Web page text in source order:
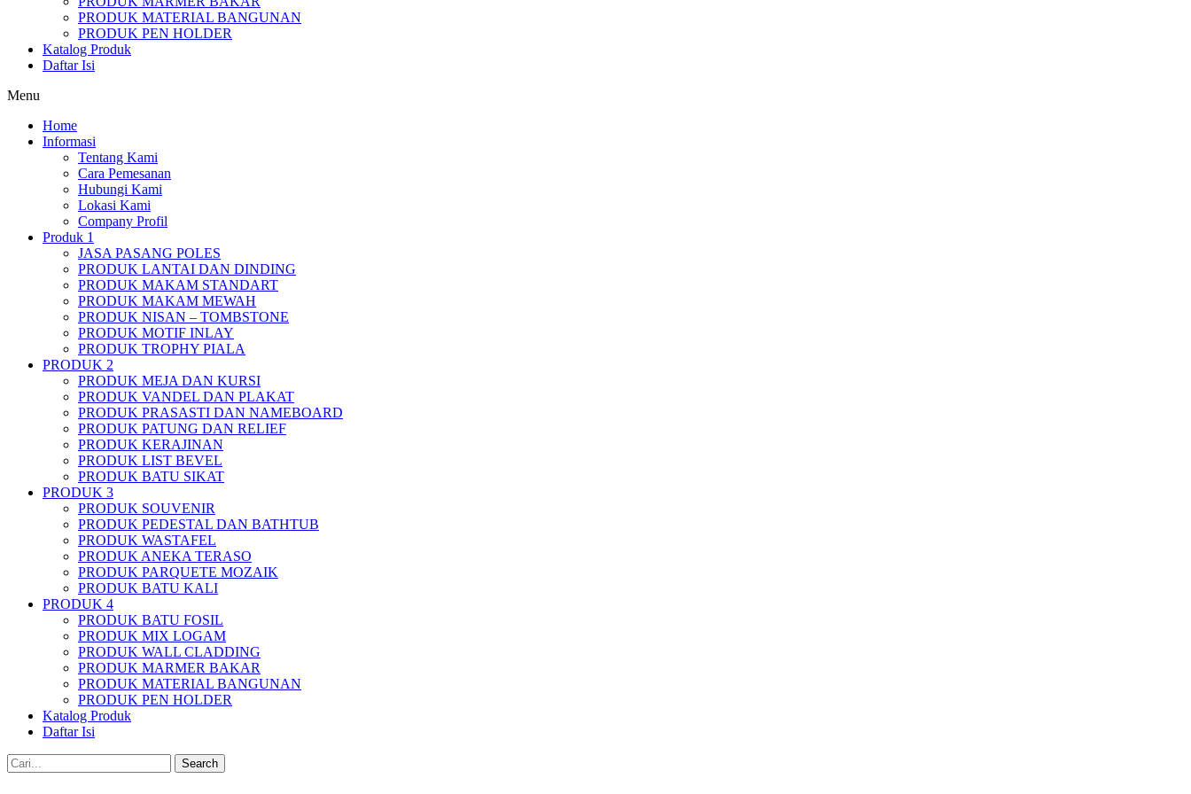
PRODUK MATERIAL BANGUNAN
PRODUK PEN HOLDER
Katalog Produk
Daftar Isi
Menu
Home
Informasi
Tentang Kami
Cara Pemesanan
Hubungi Kami
Lokasi Kami
Company Profil
Produk 1
JASA PASANG POLES
PRODUK LANTAI DAN DINDING
PRODUK MAKAM STANDART
PRODUK MAKAM MEWAH
PRODUK NISAN – TOMBSTONE
PRODUK MOTIF INLAY
PRODUK TROPHY PIALA
PRODUK 2
PRODUK MEJA DAN KURSI
PRODUK VANDEL DAN PLAKAT
PRODUK PRASASTI DAN NAMEBOARD
PRODUK PATUNG DAN RELIEF
PRODUK KERAJINAN
PRODUK LIST BEVEL
PRODUK BATU SIKAT
PRODUK 3
PRODUK SOUVENIR
PRODUK PEDESTAL DAN BATHTUB
PRODUK WASTAFEL
PRODUK ANEKA TERASO
PRODUK PARQUETE MOZAIK
PRODUK BATU KALI
PRODUK 4
PRODUK BATU FOSIL
PRODUK MIX LOGAM
PRODUK WALL CLADDING
PRODUK MARMER BAKAR
PRODUK MATERIAL BANGUNAN
PRODUK PEN HOLDER
Katalog Produk
Daftar Isi
Search